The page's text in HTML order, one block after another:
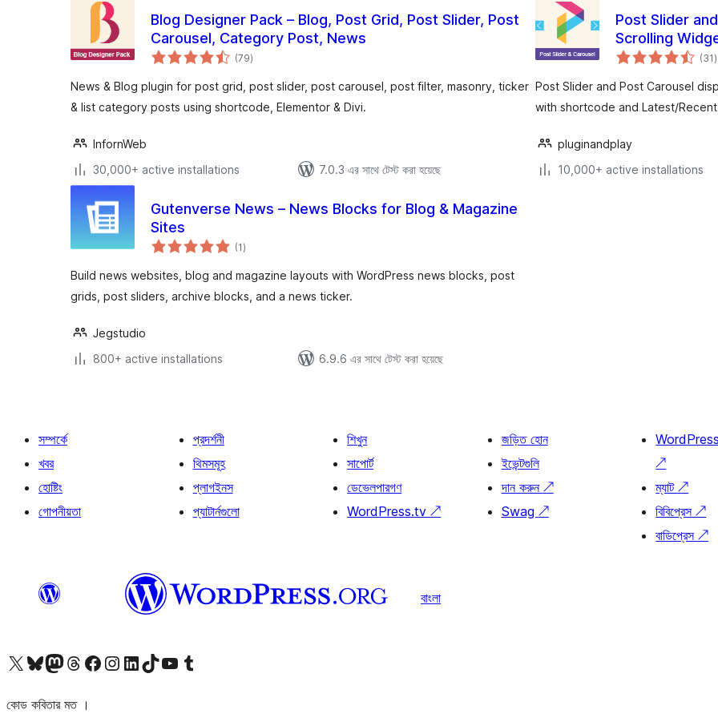
Blog Designer Pack – Blog, Post Grid, Post Slider, Post
Carousel, Category Post, News
(79total
ratings
)
News & Blog plugin for post grid, post slider, post carousel, post filter, masonry, ticker
& list category posts using shortcode, Elementor & Divi.
InfornWeb
30,000+ active installations
7.0.3 এর সাথে টেস্ট করা হয়েছে
Post Slider
Scrolling
(31)
Post Slider and Post Carousel
with shortcode and Latest/
pluginandplay
10,000+ active installations
Gutenverse News – News Blocks for Blog & Magazine
Sites
(1total
ratings
)
Build news websites, blog and magazine layouts with WordPress news blocks, post
grids, post sliders, archive blocks, and a news ticker.
Jegstudio
800+ active installations
6.9.6 এর সাথে টেস্ট করা হয়েছে
সম্পর্কে
খবর
হোষ্টিং
গোপনীয়তা
প্রদর্শনী
থিমসমূহ
প্লাগইনস
প্যাটার্নগুলো
শিখুন
সাপোর্ট
ডেভেলপারগণ
WordPress.tv↗
জড়িত হোন
ইভেন্টগুলি
দান করুন ↗
Swag ↗
↗
ম্যাট↗
বিবিপ্রেস↗
বাডিপ্রেস↗
বাংলা
আমাদের X (আগের টুইটার) অ্যাকাউন্টে যানআমাদের Bluesky অ্যাকাউন্টটি দেখুনআমাদের মাস্টোডন অ্যাকাউন্টটি দেখুনআমাদের থ্রেডস অ্যাকাউন্টটি দেখুনআমাদের ফেসবুক পেজ দেখুনআমাদের ইন্সটাগ্রাম অ্যাকাউন্ট দেখুনআমাদের লিঙ্কডইন অ্যাকাউন্টে যানআমাদের TikTok অ্যাকাউন্টটি দেখুনআমাদের ইউটিউব চ্যানেলে যান আমাদের টাম্বলার অ্যাকাউন্ট দেখুন
কোড কবিতার মত ।